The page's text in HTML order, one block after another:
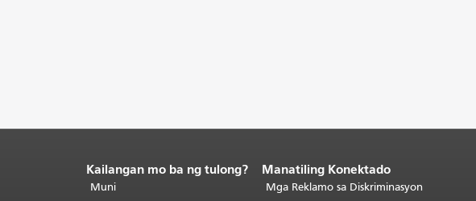
Katapusan
ng
Kailangan mo ba ng tulong?
Muni
Manatiling Konektado
Mga Reklamo sa Diskriminasyon